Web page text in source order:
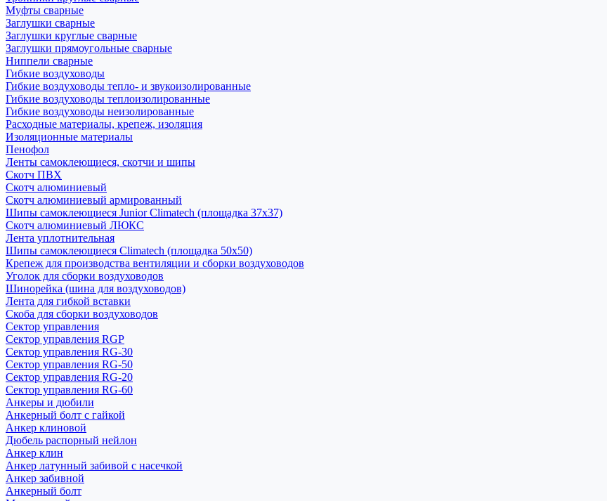
Муфты сварные
Заглушки сварные
Заглушки круглые сварные
Заглушки прямоугольные сварные
Ниппели сварные
Гибкие воздуховоды
Гибкие воздуховоды тепло- и звукоизолированные
Гибкие воздуховоды теплоизолированные
Гибкие воздуховоды неизолированные
Расходные материалы, крепеж, изоляция
Изоляционные материалы
Пенофол
Ленты самоклеющиеся, скотчи и шипы
Скотч ПВХ
Скотч алюминиевый
Скотч алюминиевый армированный
Шипы самоклеющиеся Junior Climatech (площадка 37х37)
Скотч алюминиевый ЛЮКС
Лента уплотнительная
Шипы самоклеющиеся Climatech (площадка 50х50)
Крепеж для производства вентиляции и сборки воздуховодов
Уголок для сборки воздуховодов
Шинорейка (шина для воздуховодов)
Лента для гибкой вставки
Скоба для сборки воздуховодов
Сектор управления
Сектор управления RGP
Сектор управления RG-30
Сектор управления RG-50
Сектор управления RG-20
Сектор управления RG-60
Анкеры и дюбили
Анкерный болт с гайкой
Анкер клиновой
Дюбель распорный нейлон
Анкер клин
Анкер латунный забивой с насечкой
Анкер забивной
Анкерный болт